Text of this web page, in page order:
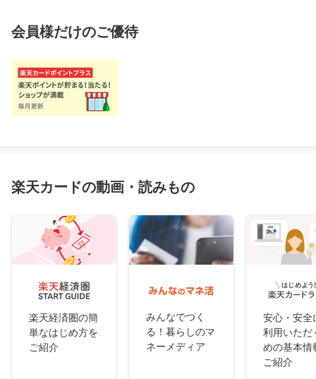
会員様だけのご優待
楽天カードの動画・読みもの
楽天経済圏の簡
単なはじめ方を
ご紹介
みんなでつく
る！暮らしのマ
ネーメディア
安心・安全
利用いただ
めの基本情
ご紹介